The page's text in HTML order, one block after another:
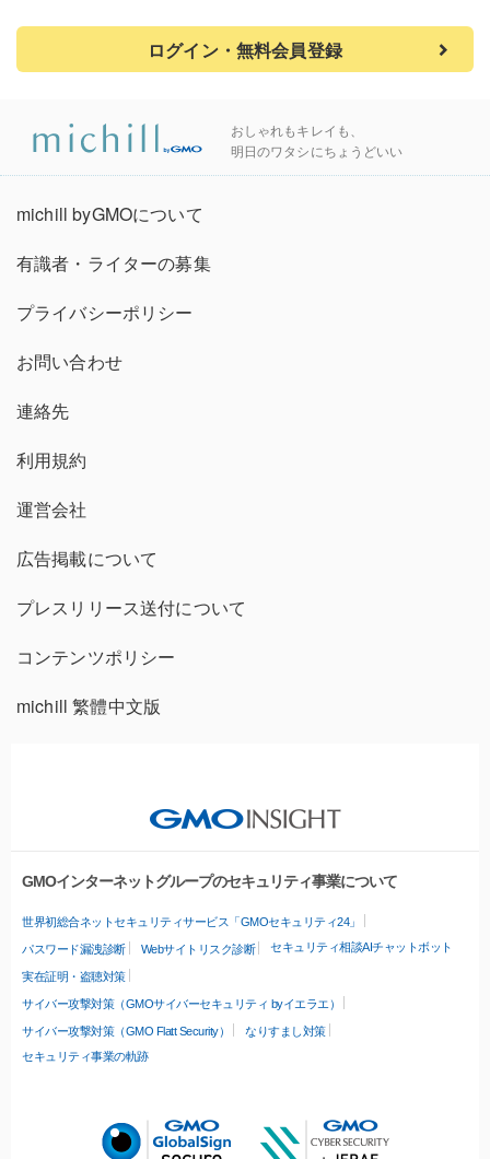
ログイン・無料会員登録
おしゃれもキレイも、
明日のワタシにちょうどいい
michill byGMOについて
有識者・ライターの募集
プライバシーポリシー
お問い合わせ
連絡先
利用規約
運営会社
広告掲載について
プレスリリース送付について
コンテンツポリシー
michill 繁體中文版
GMOインターネットグループのセキュリティ事業について
世界初総合ネットセキュリティサービス「GMOセキュリティ24」
パスワード漏洩診断 Webサイトリスク診断 セキュリティ相談AIチャットボット
実在証明・盗聴対策
サイバー攻撃対策（GMOサイバーセキュリティ byイエラエ）
サイバー攻撃対策（GMO Flatt Security）
なりすまし対策
セキュリティ事業の軌跡